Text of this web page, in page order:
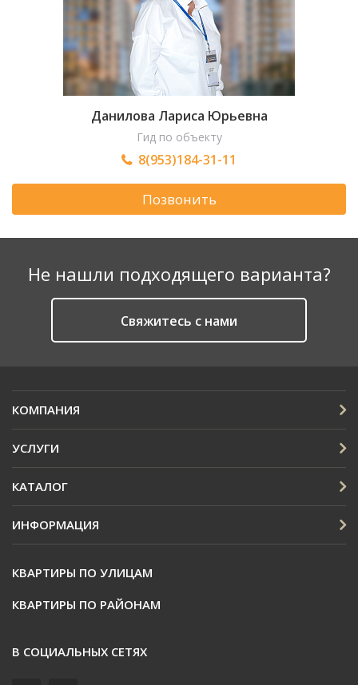
Данилова Лариса Юрьевна
Гид по объекту
8(953)184-31-11
Позвонить
Не нашли подходящего варианта?
Cвяжитесь с нами
КОМПАНИЯ
УСЛУГИ
КАТАЛОГ
ИНФОРМАЦИЯ
КВАРТИРЫ ПО УЛИЦАМ
КВАРТИРЫ ПО РАЙОНАМ
В СОЦИАЛЬНЫХ СЕТЯХ